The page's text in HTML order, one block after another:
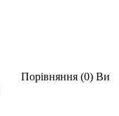
Порівняння (0) Ви